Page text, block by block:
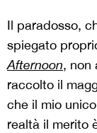
Il paradosso,
spiegato
Afternoon, non
raccolto il
che il mio
realtà il merito